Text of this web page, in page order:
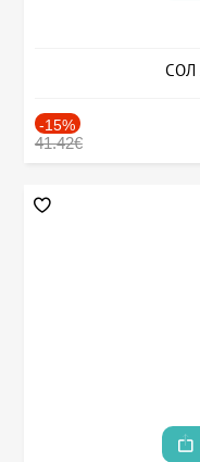
СОЛ
-15%
41.42€